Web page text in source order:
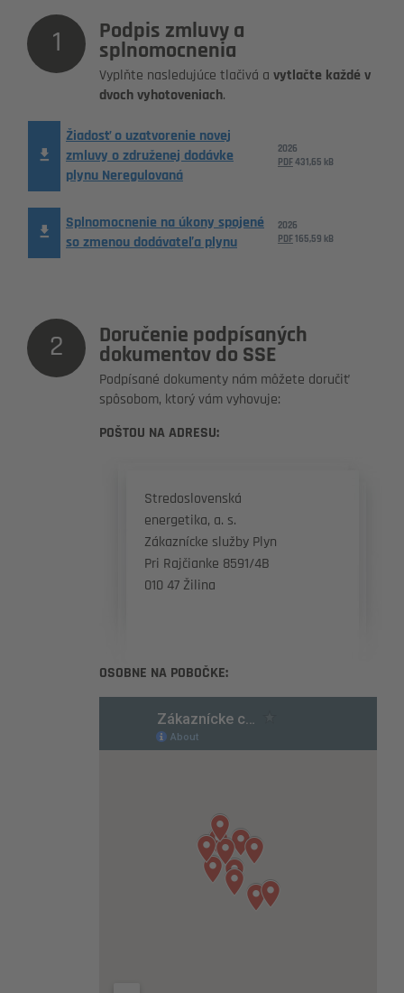
1 Podpis zmluvy a
splnomocnenia
Vyplňte nasledujúce tlačivá a vytlačte každé v
dvoch vyhotoveniach.
Žiadosť o uzatvorenie novej
zmluvy o združenej dodávke
plynu Neregulovaná
2026
PDF431,65 kB
Splnomocnenie na úkony spojené
so zmenou dodávateľa plynu
2026
PDF165,59 kB
2 Doručenie podpísaných
dokumentov do SSE
Podpísané dokumenty nám môžete doručiť
spôsobom, ktorý vám vyhovuje:
POŠTOU NA ADRESU:
Stredoslovenská
energetika, a. s.
Zákaznícke služby Plyn
Pri Rajčianke 8591/4B
010 47 Žilina
OSOBNE NA POBOČKE: